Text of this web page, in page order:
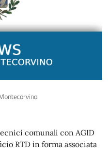
comunali con AGID
RTD in forma associata